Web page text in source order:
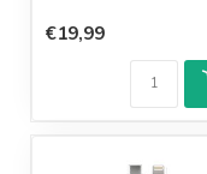
€19,99